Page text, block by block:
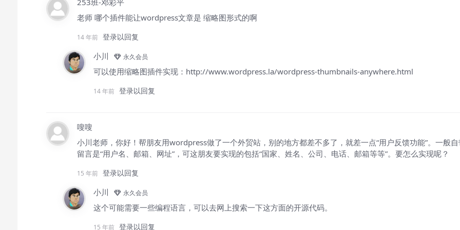
253班-邓彩平
老师 哪个插件能让wordpress文章是 缩略图形式的啊
14 年前 登录以回复
小川 永久会员
可以使用缩略图插件实现：http://www.wordpress.la/wordpress-thumbnails-anywhere.html
14 年前 登录以回复
嗖嗖
小川老师，你好！帮朋友用wordpress做了一个外贸站，别的地方都差不多了，就差一点“用户反馈功能”。一般
留言是“用户名、邮箱、网址”，可这朋友要实现的包括“国家、姓名、公司、电话、邮箱等等”。要怎么实现呢？
15 年前 登录以回复
小川 永久会员
这个可能需要一些编程语言，可以去网上搜索一下这方面的开源代码。
15 年前 登录以回复